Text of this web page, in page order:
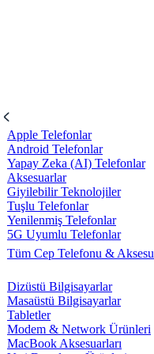
Apple Telefonlar
Android Telefonlar
Yapay Zeka (AI) Telefonlar
Aksesuarlar
Giyilebilir Teknolojiler
Tuşlu Telefonlar
Yenilenmiş Telefonlar
5G Uyumlu Telefonlar
Tüm Cep Telefonu &
Dizüstü Bilgisayarlar
Masaüstü Bilgisayarlar
Tabletler
Modem & Network Ürünleri
MacBook Aksesuarları